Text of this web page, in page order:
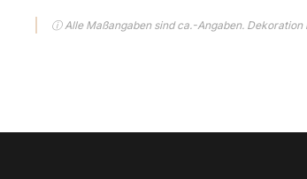
ⓘ Alle Maßangaben sind ca.-Angaben.